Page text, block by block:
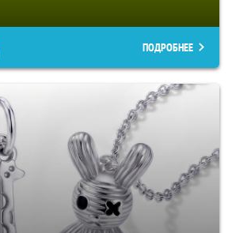
ПОДРОБНЕЕ